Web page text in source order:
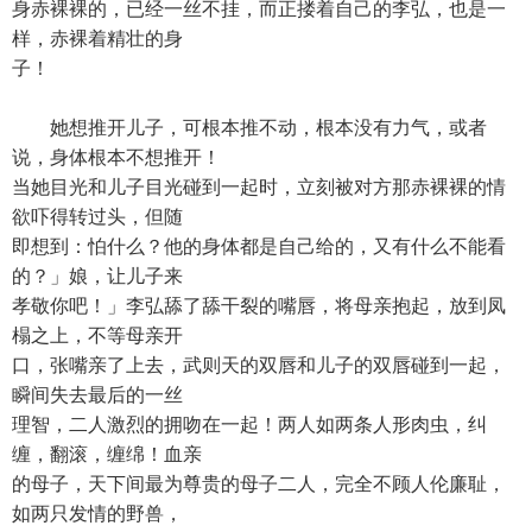
身赤裸裸的，已经一丝不挂，而正搂着自己的李弘，也是一
样，赤裸着精壮的身
子！
她想推开儿子，可根本推不动，根本没有力气，或者
说，身体根本不想推开！
当她目光和儿子目光碰到一起时，立刻被对方那赤裸裸的情
欲吓得转过头，但随
即想到：怕什么？他的身体都是自己给的，又有什么不能看
的？」娘，让儿子来
孝敬你吧！」李弘舔了舔干裂的嘴唇，将母亲抱起，放到凤
榻之上，不等母亲开
口，张嘴亲了上去，武则天的双唇和儿子的双唇碰到一起，
瞬间失去最后的一丝
理智，二人激烈的拥吻在一起！两人如两条人形肉虫，纠
缠，翻滚，缠绵！血亲
的母子，天下间最为尊贵的母子二人，完全不顾人伦廉耻，
如两只发情的野兽，